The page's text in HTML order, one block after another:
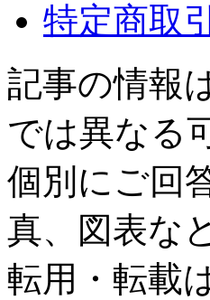
特定商取
記事の情報
では異なる
個別にご回
真、図表な
転用・転載